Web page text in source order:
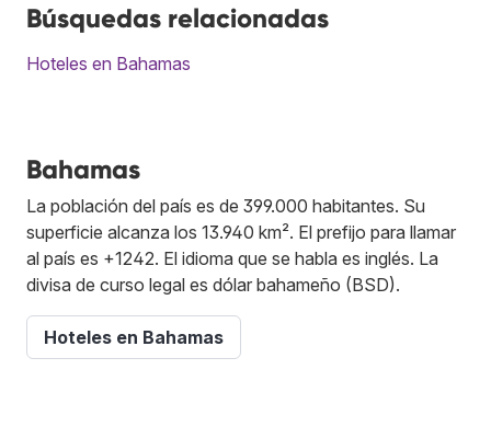
Búsquedas relacionadas
Hoteles en Bahamas
Bahamas
La población del país es de 399.000 habitantes. Su
superficie alcanza los 13.940 km². El prefijo para llamar
al país es +1242. El idioma que se habla es inglés. La
divisa de curso legal es dólar bahameño (BSD).
Hoteles en Bahamas